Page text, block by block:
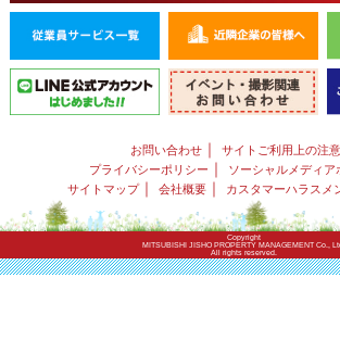
お問い合わせ ｜ サイトご利用上の注意
プライバシーポリシー ｜ ソーシャルメディア
サイトマップ｜ 会社概要｜ カスタマーハラスメ
Copyright
MITSUBISHI JISHO PROPERTY MANAGEMENT Co.,
All rights reserved.